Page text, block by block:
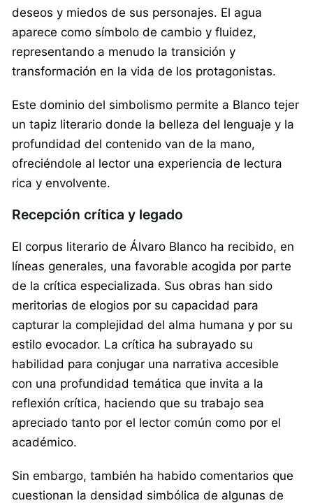
deseos y miedos de sus personajes. El agua
aparece como símbolo de cambio y fluidez,
representando a menudo la transición y
transformación en la vida de los protagonistas.
Este dominio del simbolismo permite a Blanco tejer
un tapiz literario donde la belleza del lenguaje y la
profundidad del contenido van de la mano,
ofreciéndole al lector una experiencia de lectura
rica y envolvente.
Recepción crítica y legado
El corpus literario de Álvaro Blanco ha recibido, en
líneas generales, una favorable acogida por parte
de la crítica especializada. Sus obras han sido
meritorias de elogios por su capacidad para
capturar la complejidad del alma humana y por su
estilo evocador. La crítica ha subrayado su
habilidad para conjugar una narrativa accesible
con una profundidad temática que invita a la
reflexión crítica, haciendo que su trabajo sea
apreciado tanto por el lector común como por el
académico.
Sin embargo, también ha habido comentarios que
cuestionan la densidad simbólica de algunas de